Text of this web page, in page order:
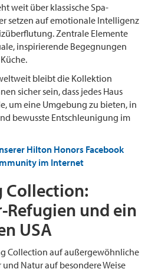
weit über klassische Spa-
setzen auf emotionale Intelligenz
Zentrale Elemente
inspirierende Begegnungen
bleibt die Kollektion
sicher sein, dass jedes Haus
um eine Umgebung zu bieten, in
bewusste Entschleunigung im
Hilton Honors Facebook
im Internet
Collection:
Refugien und ein
USA
Collection auf außergewöhnliche
Natur auf besondere Weise